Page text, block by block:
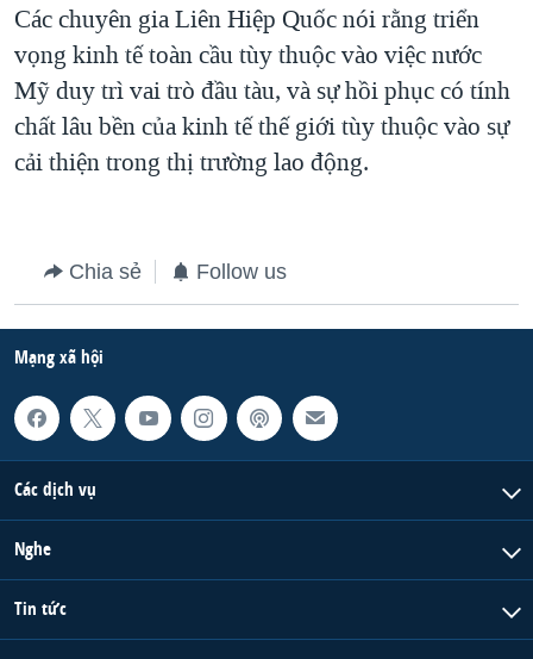
TRỊNH VĨNH BÌNH VS. CHÍNH PHỦ VIỆT NAM
NGƯ DÂN VIỆT VÀ LÀN SÓNG TRỘM HẢI SÂM
BÊN KIA QUỐC LỘ: TIẾNG VỌNG TỪ NÔNG THÔN MỸ
QUAN HỆ VIỆT MỸ
Các chuyên gia Liên Hiệp Quốc nói rằng triển
vọng kinh tế toàn cầu tùy thuộc vào việc nước
Mỹ duy trì vai trò đầu tàu, và sự hồi phục có tính
chất lâu bền của kinh tế thế giới tùy thuộc vào sự
cải thiện trong thị trường lao động.
Chia sẻ Follow us
Mạng xã hội
Các dịch vụ
Nghe
Tin tức